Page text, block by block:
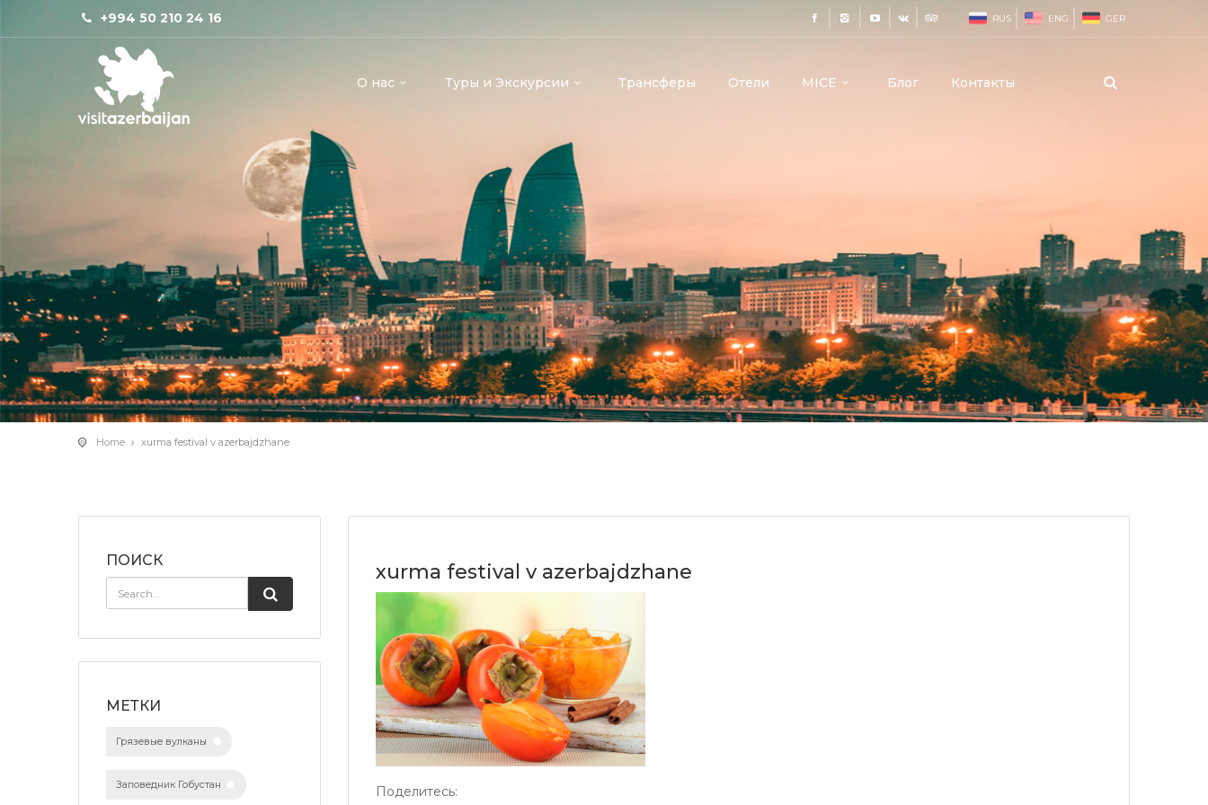
+994 50 210 24 16 RUS ENG GER
О нас Туры и Экскурсии Трансферы Отели MICE Блог Контакты
Home xurma festival v azerbajdzhane
ПОИСК
МЕТКИ
Грязевые вулканы
Заповедник Гобустан
xurma festival v azerbajdzhane
Поделитесь: